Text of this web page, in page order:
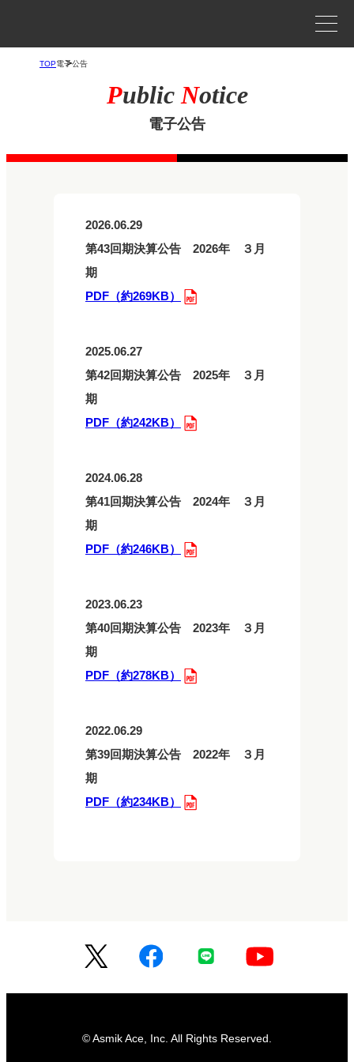
TOP電子公告
Public Notice
電子公告
2026.06.29
第43回期決算公告 2026年 ３月
期
PDF（約269KB）
2025.06.27
第42回期決算公告 2025年 ３月
期
PDF（約242KB）
2024.06.28
第41回期決算公告 2024年 ３月
期
PDF（約246KB）
2023.06.23
第40回期決算公告 2023年 ３月
期
PDF（約278KB）
2022.06.29
第39回期決算公告 2022年 ３月
期
PDF（約234KB）
© Asmik Ace, Inc. All Rights Reserved.
事業案内
プロジェクトストーリー
ラインナップ
ニュース一覧
JP/EN
サイトマップ